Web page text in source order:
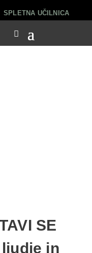
SPLETNA UČILNICA
SE
in